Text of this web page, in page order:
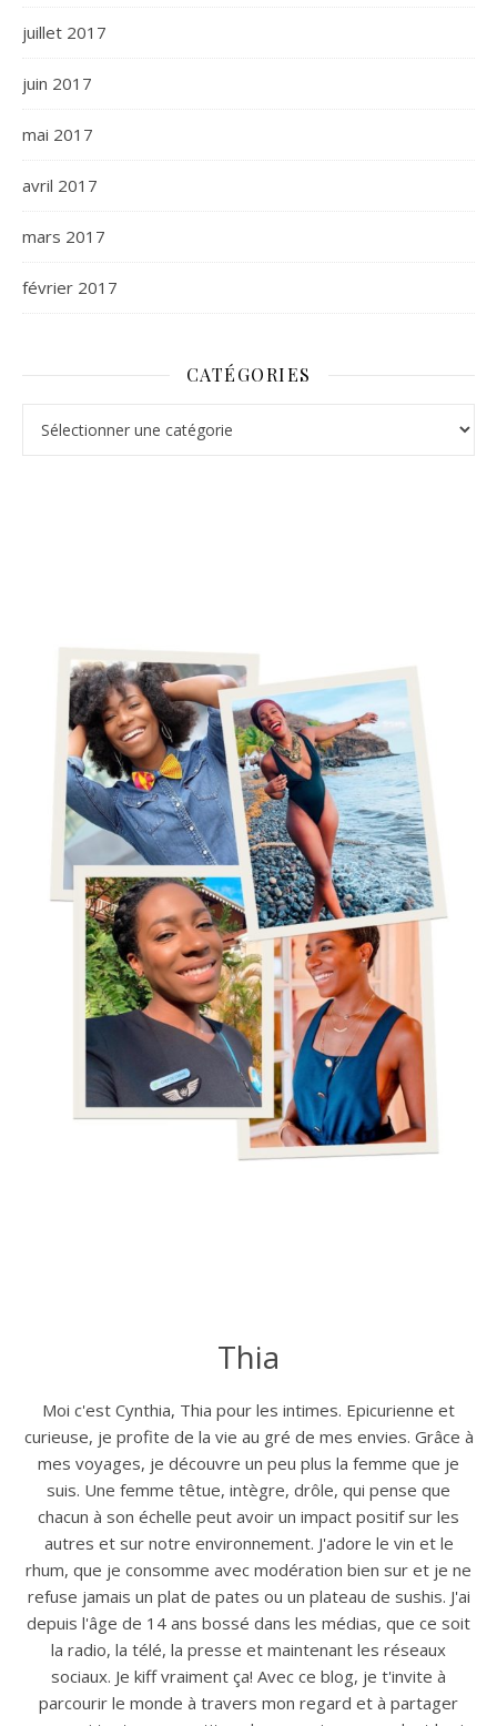
juillet 2017
juin 2017
mai 2017
avril 2017
mars 2017
février 2017
CATÉGORIES
Thia
Moi c'est Cynthia, Thia pour les intimes. Epicurienne et
curieuse, je profite de la vie au gré de mes envies. Grâce à
mes voyages, je découvre un peu plus la femme que je
suis. Une femme têtue, intègre, drôle, qui pense que
chacun à son échelle peut avoir un impact positif sur les
autres et sur notre environnement. J'adore le vin et le
rhum, que je consomme avec modération bien sur et je ne
refuse jamais un plat de pates ou un plateau de sushis. J'ai
depuis l'âge de 14 ans bossé dans les médias, que ce soit
la radio, la télé, la presse et maintenant les réseaux
sociaux. Je kiff vraiment ça! Avec ce blog, je t'invite à
parcourir le monde à travers mon regard et à partager